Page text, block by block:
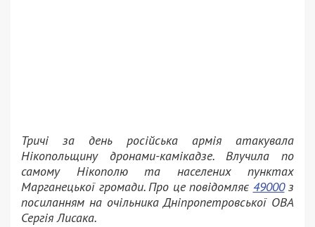
Тричі за день російська армія атакувала
Нікопольщину дронами-камікадзе. Влучила по
самому Нікополю та населених пунктах
Марганецької громади. Про це повідомляє 49000з
посиланням на очільника Дніпропетровської ОВА
Сергія Лисака.